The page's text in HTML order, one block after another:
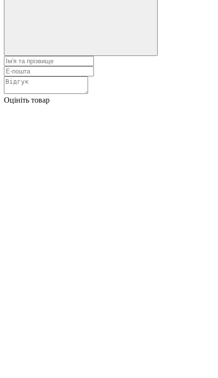
Оцініть товар